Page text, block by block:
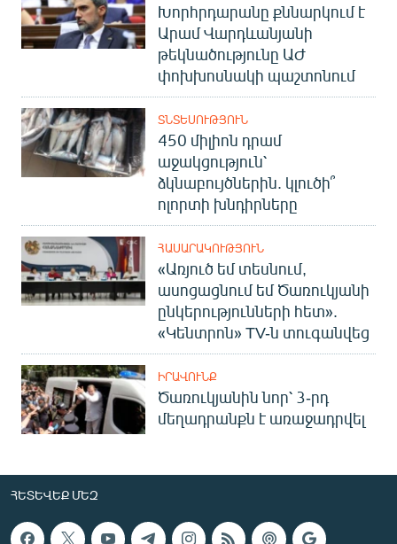
Խորհրդարանը քննարկում է
Արամ Վարդևանյանի
թեկնածությունը ԱԺ
փոխխոսնակի պաշտոնում
ՏՆՏԵՍՈՒԹՅՈՒՆ
450 միլիոն դրամ
աջակցություն՝
ձկնաբույծներին. կլուծի՞
ոլորտի խնդիրները
ՀԱՍԱՐԱԿՈՒԹՅՈՒՆ
«Առյուծ եմ տեսնում,
ասոցացնում եմ Ծառուկյանի
ընկերությունների հետ».
«Կենտրոն» TV-ն տուգանվեց
ԻՐԱՎՈՒՆՔ
Ծառուկյանին նոր՝ 3-րդ
մեղադրանքն է առաջադրվել
ՀԵՏԵՎԵՔ ՄԵԶ